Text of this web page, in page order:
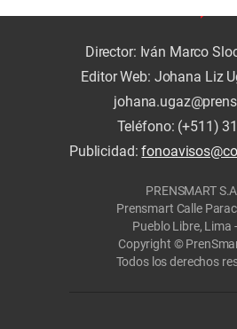
Director: Iván Marco
Editor Web: Johana Liz
Teléfono: (+511)
Publicidad:
PRENSMART
Prensmart Calle
Pueblo Libre, Lima
Copyright ©
Todos los derechos